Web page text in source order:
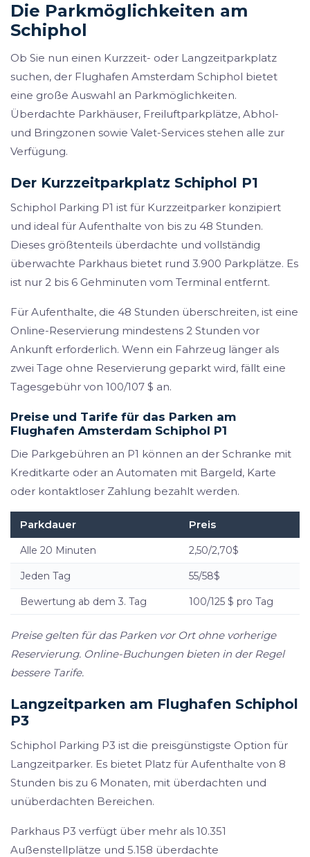
Die Parkmöglichkeiten am
Schiphol
Ob Sie nun einen Kurzzeit- oder Langzeitparkplatz
suchen, der Flughafen Amsterdam Schiphol bietet
eine große Auswahl an Parkmöglichkeiten.
Überdachte Parkhäuser, Freiluftparkplätze, Abhol-
und Bringzonen sowie Valet-Services stehen alle zur
Verfügung.
Der Kurzzeitparkplatz Schiphol P1
Schiphol Parking P1 ist für Kurzzeitparker konzipiert
und ideal für Aufenthalte von bis zu 48 Stunden.
Dieses größtenteils überdachte und vollständig
überwachte Parkhaus bietet rund 3.900 Parkplätze. Es
ist nur 2 bis 6 Gehminuten vom Terminal entfernt.
Für Aufenthalte, die 48 Stunden überschreiten, ist eine
Online-Reservierung mindestens 2 Stunden vor
Ankunft erforderlich. Wenn ein Fahrzeug länger als
zwei Tage ohne Reservierung geparkt wird, fällt eine
Tagesgebühr von 100/107 $ an.
Preise und Tarife für das Parken am
Flughafen Amsterdam Schiphol P1
Die Parkgebühren an P1 können an der Schranke mit
Kreditkarte oder an Automaten mit Bargeld, Karte
oder kontaktloser Zahlung bezahlt werden.
Parkdauer Preis
Alle 20 Minuten 2,50/2,70$
Jeden Tag 55/58$
Bewertung ab dem 3. Tag 100/125 $ pro Tag
Preise gelten für das Parken vor Ort ohne vorherige
Reservierung. Online-Buchungen bieten in der Regel
bessere Tarife.
Langzeitparken am Flughafen Schiphol
P3
Schiphol Parking P3 ist die preisgünstigste Option für
Langzeitparker. Es bietet Platz für Aufenthalte von 8
Stunden bis zu 6 Monaten, mit überdachten und
unüberdachten Bereichen.
Parkhaus P3 verfügt über mehr als 10.351
Außenstellplätze und 5.158 überdachte